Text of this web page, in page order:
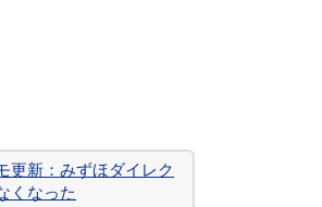
更新：みずほダイレク
くなった